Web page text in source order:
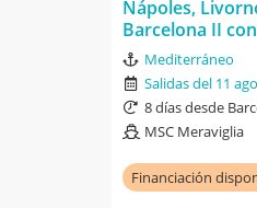
Nápoles,
Barcelona II
Mediterráneo
Salidas del 11
8 días desde
MSC Meraviglia
Financiación